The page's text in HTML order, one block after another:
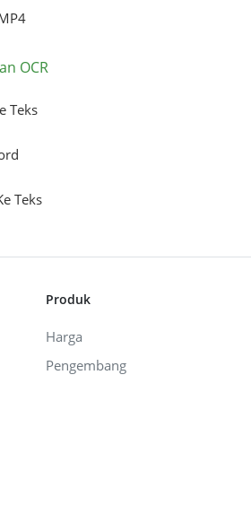
OCR
Teks
Teks
Produk
Harga
Pengembang